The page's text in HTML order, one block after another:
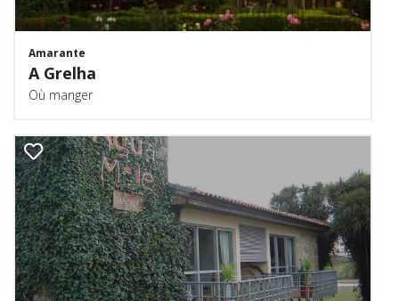
Amarante
A Grelha
Où manger